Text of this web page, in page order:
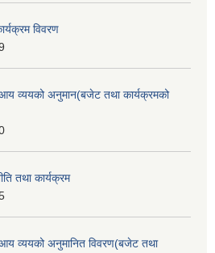
विवरण
व्ययको अनुमान(बजेट तथा कार्यक्रमको
तथा कार्यक्रम
व्ययको अनुमानित विवरण(बजेट तथा